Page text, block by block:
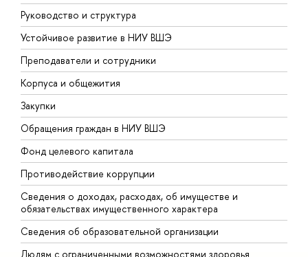
Руководство и структура
Устойчивое развитие в НИУ ВШЭ
Преподаватели и сотрудники
Корпуса и общежития
Закупки
Обращения граждан в НИУ ВШЭ
Фонд целевого капитала
Противодействие коррупции
Сведения о доходах, расходах, об имуществе и
обязательствах имущественного характера
Сведения об образовательной организации
Людям с ограниченными возможностями здоровья